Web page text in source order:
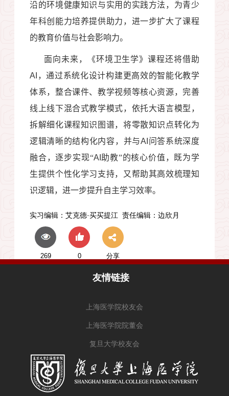
沿的环境健康知识与实用的实践方法，为青少
年科创能力培养提供助力，进一步扩大了课程
的教育价值与社会影响力。
面向未来，《环境卫生学》课程还将借助
AI ，通过系统化设计构建更高效的智能化教学
体系，整合课件、教学视频等核心资源，完善
线上线下混合式教学模式，依托大语言模型，
拆解细化课程知识图谱，将零散知识点转化为
逻辑清晰的结构化内容，并与AI 问答系统深度
融合，逐步实现“AI 助教”的核心价值，既为学
生提供个性化学习支持，又帮助其高效梳理知
识逻辑，进一步提升自主学习效率。
实习编辑： 艾克德·买买提江 责任编辑： 边欣月
269 0 分享
友情链接
上海医学院校友会
上海医学院院董会
复旦大学校友会